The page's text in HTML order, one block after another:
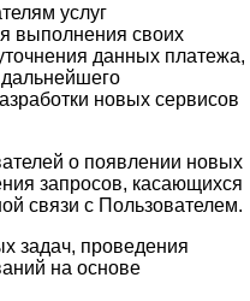
услуг
выполнения своих
данных платежа,
дальнейшего
новых сервисов
о появлении новых
запросов, касающихся
связи с Пользователем.
задач, проведения
на основе